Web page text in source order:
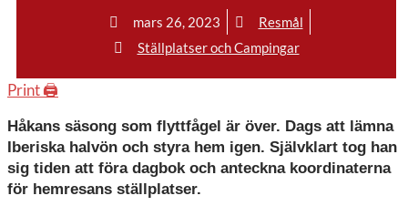
mars 26, 2023
Resmål
Ställplatser och Campingar
Print 🖨
Håkans säsong som flyttfågel är över. Dags att lämna
Iberiska halvön och styra hem igen. Självklart tog han
sig tiden att föra dagbok och anteckna koordinaterna
för hemresans ställplatser.